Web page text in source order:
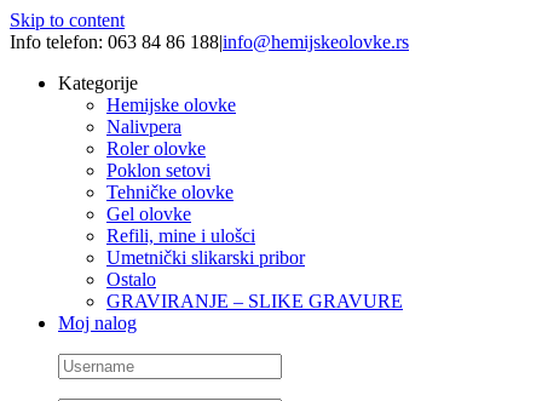
Skip to content
Info telefon: 063 84 86 188|info@hemijskeolovke.rs
Kategorije
Hemijske olovke
Nalivpera
Roler olovke
Poklon setovi
Tehničke olovke
Gel olovke
Refili, mine i ulošci
Umetnički slikarski pribor
Ostalo
GRAVIRANJE – SLIKE GRAVURE
Moj nalog